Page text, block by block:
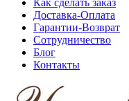
Как сделать заказ
Доставка-Оплата
Гарантии-Возврат
Сотрудничество
Блог
Контакты